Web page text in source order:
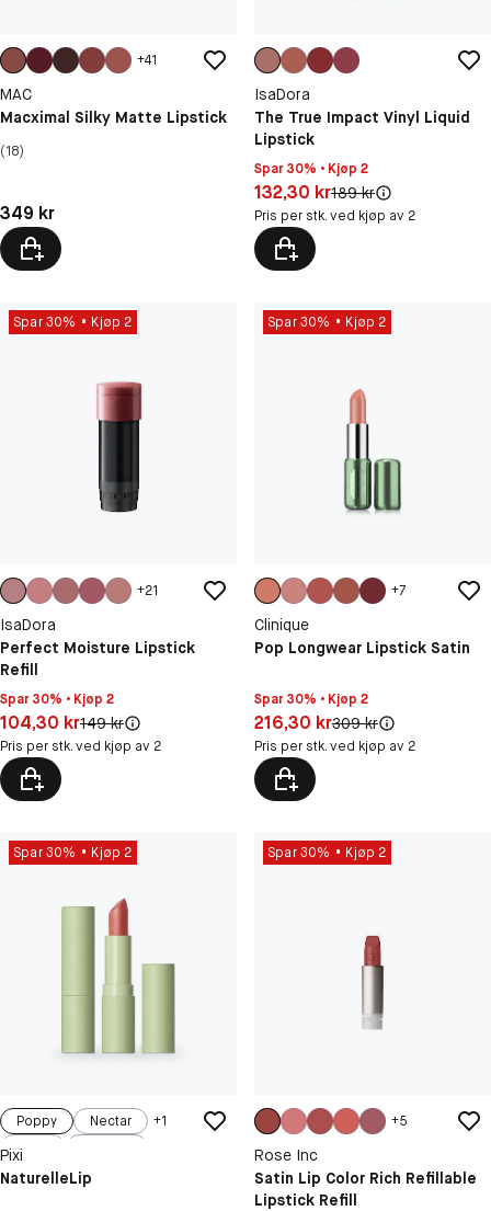
+41
MAC
Macximal Silky Matte Lipstick
(18)
Pris: 349 kr
349 kr
IsaDora
The True Impact Vinyl Liquid
Lipstick
Spar 30% • Kjøp 2
Pris: 132,30 kr
132,30 krOriginal pris:
189 kr
Pris per stk. ved kjøp av 2
Spar 30% Kjøp 2
+21
IsaDora
Perfect Moisture Lipstick
Refill
Spar 30% • Kjøp 2
Pris: 104,30 kr
104,30 krOriginal pris:
149 kr
Pris per stk. ved kjøp av 2
Spar 30% Kjøp 2
+7
Clinique
Pop Longwear Lipstick Satin
Spar 30% • Kjøp 2
Pris: 216,30 kr
216,30 krOriginal pris:
309 kr
Pris per stk. ved kjøp av 2
Spar 30% Kjøp 2
Poppy
Nectar
Peony
Raspberry
+1
Pixi
NaturelleLip
Spar 30% Kjøp 2
+5
Rose Inc
Satin Lip Color Rich Refillable
Lipstick Refill